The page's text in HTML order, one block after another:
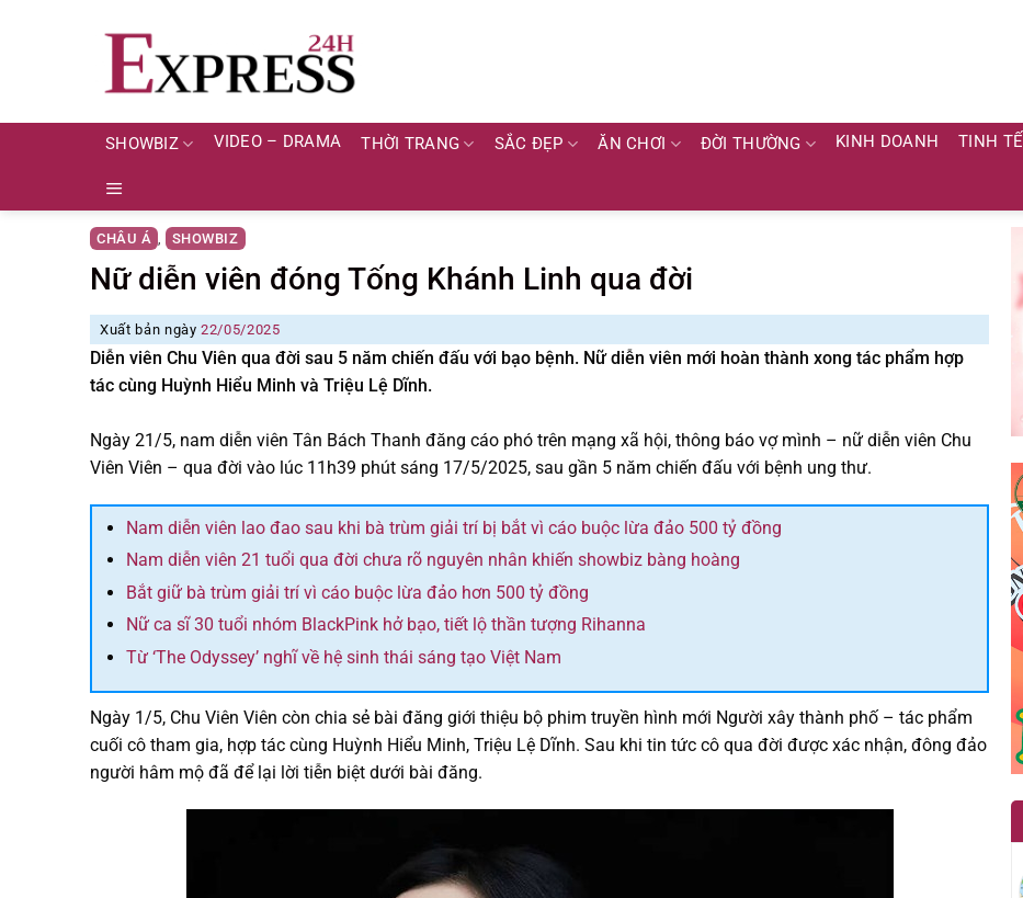
SHOWBIZ VIDEO – DRAMA THỜI TRANG SẮC ĐẸP ĂN CHƠI ĐỜI THƯỜNG KINH DOANH TINH TẾ
CHÂU Á , SHOWBIZ
Nữ diễn viên đóng Tống Khánh Linh qua đời
Xuất bản ngày22/05/2025
Diễn viên Chu Viên qua đời sau 5 năm chiến đấu với bạo bệnh. Nữ diễn viên mới hoàn thành xong tác phẩm hợp
tác cùng Huỳnh Hiểu Minh và Triệu Lệ Dĩnh.
Ngày 21/5, nam diễn viên Tân Bách Thanh đăng cáo phó trên mạng xã hội, thông báo vợ mình – nữ diễn viên Chu
Viên Viên – qua đời vào lúc 11h39 phút sáng 17/5/2025, sau gần 5 năm chiến đấu với bệnh ung thư.
Nam diễn viên lao đao sau khi bà trùm giải trí bị bắt vì cáo buộc lừa đảo 500 tỷ đồng
Nam diễn viên 21 tuổi qua đời chưa rõ nguyên nhân khiến showbiz bàng hoàng
Bắt giữ bà trùm giải trí vì cáo buộc lừa đảo hơn 500 tỷ đồng
Nữ ca sĩ 30 tuổi nhóm BlackPink hở bạo, tiết lộ thần tượng Rihanna
Từ ‘The Odyssey’ nghĩ về hệ sinh thái sáng tạo Việt Nam
Ngày 1/5, Chu Viên Viên còn chia sẻ bài đăng giới thiệu bộ phim truyền hình mới Người xây thành phố – tác phẩm
cuối cô tham gia, hợp tác cùng Huỳnh Hiểu Minh, Triệu Lệ Dĩnh. Sau khi tin tức cô qua đời được xác nhận, đông đảo
người hâm mộ đã để lại lời tiễn biệt dưới bài đăng.